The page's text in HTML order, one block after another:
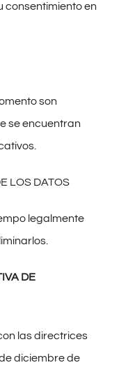
consentimiento en
son
se encuentran
LOS DATOS
legalmente
DE
las directrices
diciembre de